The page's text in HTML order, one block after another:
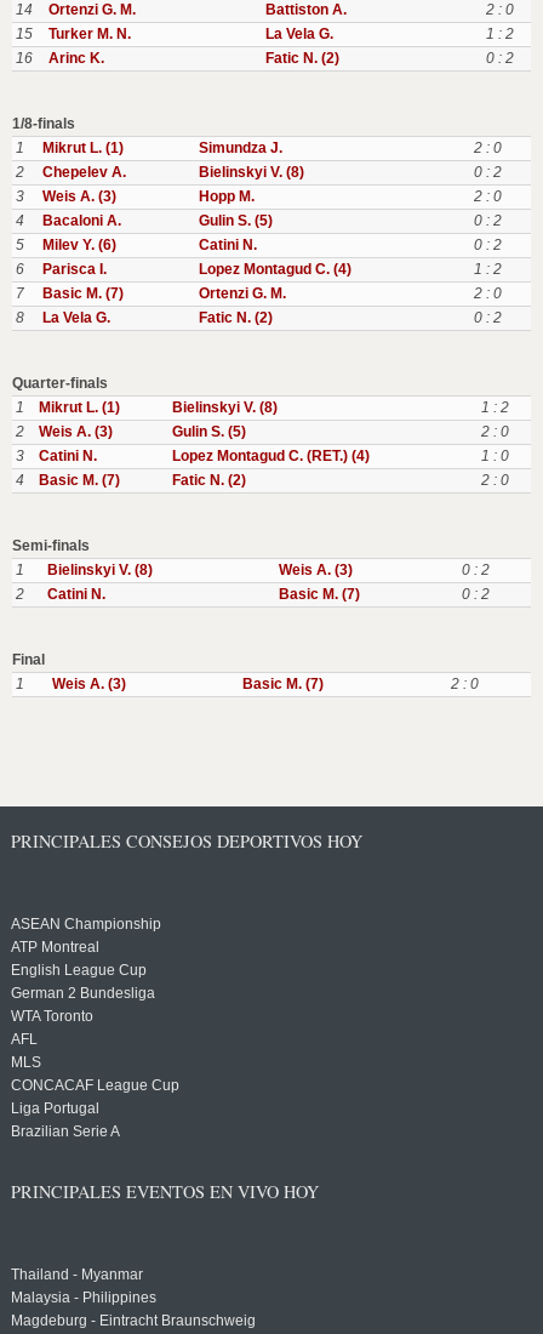
14 Ortenzi G. M. Battiston A.
2 : 0
15
Turker M. N. La Vela G.
1 : 2
16
Arinc K. Fatic N. (2) 0 : 2
1/8-finals
1
Mikrut L. (1) Simundza J.
2 : 0
2
Chepelev A. Bielinskyi V. (8)
0 : 2
3
Weis A. (3) Hopp M.
2 : 0
4
Bacaloni A. Gulin S. (5)
0 : 2
5
Milev Y. (6) Catini N.
0 : 2
6
Parisca I. Lopez Montagud C. (4)
1 : 2
7
Basic M. (7) Ortenzi G. M.
2 : 0
8
La Vela G. Fatic N. (2) 0 : 2
Quarter-finals
1
Mikrut L. (1) Bielinskyi V. (8)
1 : 2
2
Weis A. (3) Gulin S. (5)
2 : 0
3
Catini N. Lopez Montagud C. (RET.) (4)
1 : 0
4
Basic M. (7) Fatic N. (2) 2 : 0
Semi-finals
1
Bielinskyi V. (8) Weis A. (3)
0 : 2
2
Catini N. Basic M. (7) 0 : 2
Final
1
Weis A. (3) Basic M. (7) 2 : 0
PRINCIPALES CONSEJOS DEPORTIVOS HOY
ASEAN Championship
ATP Montreal
English League Cup
German 2 Bundesliga
WTA Toronto
AFL
MLS
CONCACAF League Cup
Liga Portugal
Brazilian Serie A
PRINCIPALES EVENTOS EN VIVO HOY
Thailand - Myanmar
Malaysia - Philippines
Magdeburg - Eintracht Braunschweig